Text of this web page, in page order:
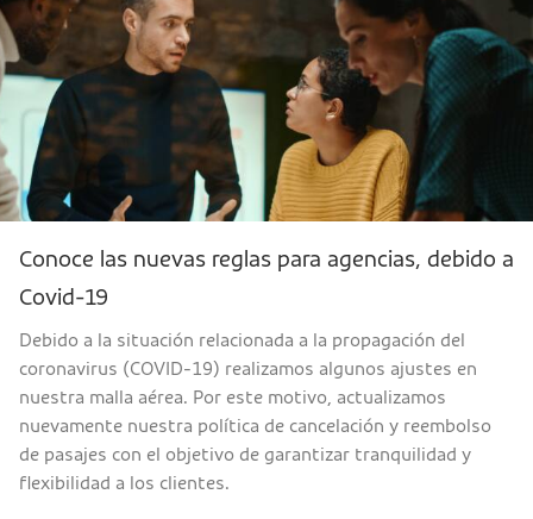
Conoce las nuevas reglas para agencias, debido a
Covid-19
Debido a la situación relacionada a la propagación del
coronavirus (COVID-19) realizamos algunos ajustes en
nuestra malla aérea. Por este motivo, actualizamos
nuevamente nuestra política de cancelación y reembolso
de pasajes con el objetivo de garantizar tranquilidad y
flexibilidad a los clientes.